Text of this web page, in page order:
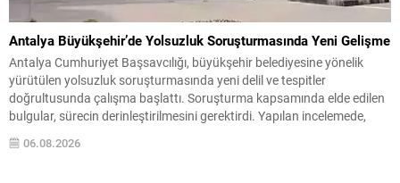
Antalya Büyükşehir’de Yolsuzluk Soruşturmasında Yeni Gelişme
Antalya Cumhuriyet Başsavcılığı, büyükşehir belediyesine yönelik
yürütülen yolsuzluk soruşturmasında yeni delil ve tespitler
doğrultusunda çalışma başlattı. Soruşturma kapsamında elde edilen
bulgular, sürecin derinleştirilmesini gerektirdi. Yapılan incelemede,
daha önce etkin pişmanlıktan faydalanan iki kişinin beyanlarında
eksiklik olduğu değerlendirildi. Bu değerlendirme üzerine emniyet
06.08.2026